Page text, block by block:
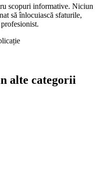
scopuri informative. Niciun
să înlocuiască sfaturile,
alte categorii